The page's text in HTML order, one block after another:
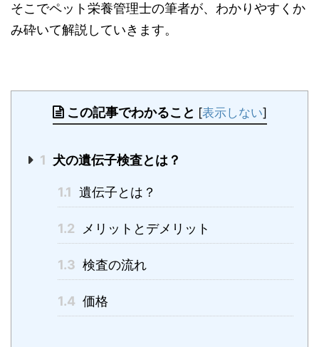
そこでペット栄養管理士の筆者が、わかりやすくか
み砕いて解説していきます。
この記事でわかること [表示しない]
1 犬の遺伝子検査とは？
1.1 遺伝子とは？
1.2 メリットとデメリット
1.3 検査の流れ
1.4 価格